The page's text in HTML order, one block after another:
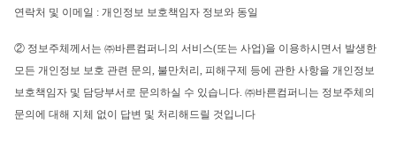
연락처 및 이메일 : 개인정보 보호책임자 정보와 동일
② 정보주체께서는 ㈜바른컴퍼니의 서비스(또는 사업)을 이용하시면서 발생한
모든 개인정보 보호 관련 문의, 불만처리, 피해구제 등에 관한 사항을 개인정보
보호책임자 및 담당부서로 문의하실 수 있습니다. ㈜바른컴퍼니는 정보주체의
문의에 대해 지체 없이 답변 및 처리해드릴 것입니다